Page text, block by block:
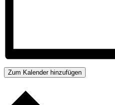
Zum Kalender hinzufügen